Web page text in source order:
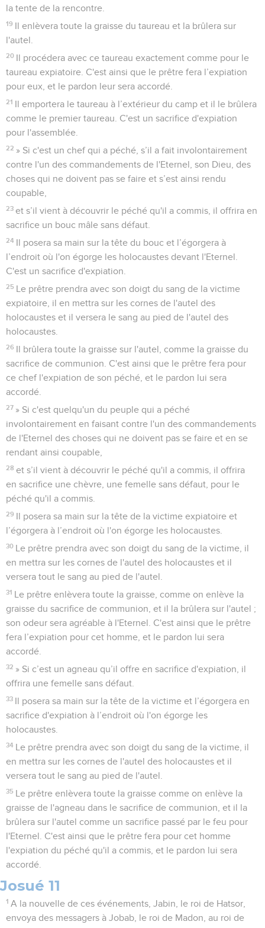
la tente de la rencontre.
19
Il enlèvera toute la graisse du taureau et la brûlera sur
l'autel.
20
Il procédera avec ce taureau exactement comme pour le
taureau expiatoire. C'est ainsi que le prêtre fera l’expiation
pour eux, et le pardon leur sera accordé.
21
Il emportera le taureau à l’extérieur du camp et il le brûlera
comme le premier taureau. C'est un sacrifice d'expiation
pour l'assemblée.
22 » Si c'est un chef qui a péché, s’il a fait involontairement
contre l'un des commandements de l'Eternel, son Dieu, des
choses qui ne doivent pas se faire et s’est ainsi rendu
coupable,
23 et s’il vient à découvrir le péché qu'il a commis, il offrira en
sacrifice un bouc mâle sans défaut.
24
Il posera sa main sur la tête du bouc et l’égorgera à
l’endroit où l'on égorge les holocaustes devant l'Eternel.
C'est un sacrifice d'expiation.
25
Le prêtre prendra avec son doigt du sang de la victime
expiatoire, il en mettra sur les cornes de l'autel des
holocaustes et il versera le sang au pied de l'autel des
holocaustes.
26
Il brûlera toute la graisse sur l'autel, comme la graisse du
sacrifice de communion. C'est ainsi que le prêtre fera pour
ce chef l'expiation de son péché, et le pardon lui sera
accordé.
27 » Si c'est quelqu'un du peuple qui a péché
involontairement en faisant contre l'un des commandements
de l'Eternel des choses qui ne doivent pas se faire et en se
rendant ainsi coupable,
28 et s’il vient à découvrir le péché qu'il a commis, il offrira
en sacrifice une chèvre, une femelle sans défaut, pour le
péché qu'il a commis.
29
Il posera sa main sur la tête de la victime expiatoire et
l’égorgera à l’endroit où l'on égorge les holocaustes.
30
Le prêtre prendra avec son doigt du sang de la victime, il
en mettra sur les cornes de l'autel des holocaustes et il
versera tout le sang au pied de l'autel.
31
Le prêtre enlèvera toute la graisse, comme on enlève la
graisse du sacrifice de communion, et il la brûlera sur l'autel ;
son odeur sera agréable à l'Eternel. C'est ainsi que le prêtre
fera l’expiation pour cet homme, et le pardon lui sera
accordé.
32 » Si c’est un agneau qu’il offre en sacrifice d'expiation, il
offrira une femelle sans défaut.
33
Il posera sa main sur la tête de la victime et l’égorgera en
sacrifice d'expiation à l’endroit où l'on égorge les
holocaustes.
34
Le prêtre prendra avec son doigt du sang de la victime, il
en mettra sur les cornes de l'autel des holocaustes et il
versera tout le sang au pied de l'autel.
35
Le prêtre enlèvera toute la graisse comme on enlève la
graisse de l'agneau dans le sacrifice de communion, et il la
brûlera sur l'autel comme un sacrifice passé par le feu pour
l'Eternel. C'est ainsi que le prêtre fera pour cet homme
l'expiation du péché qu'il a commis, et le pardon lui sera
accordé.
Josué 11
1 A la nouvelle de ces événements, Jabin, le roi de Hatsor,
envoya des messagers à Jobab, le roi de Madon, au roi de